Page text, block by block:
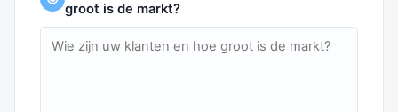
groot is de markt?